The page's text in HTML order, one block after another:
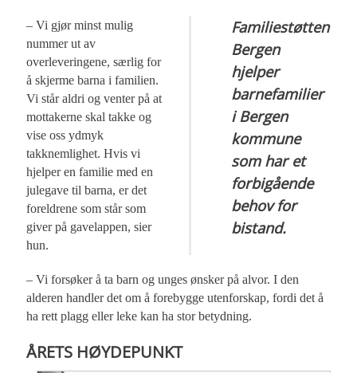
Familiestøtten
Bergen
hjelper
barnefamilier
i Bergen
kommune
som har et
forbigående
behov for
bistand.
– Vi gjør minst mulig
nummer ut av
overleveringene, særlig for
å skjerme barna i familien.
Vi står aldri og venter på at
mottakerne skal takke og
vise oss ydmyk
takknemlighet. Hvis vi
hjelper en familie med en
julegave til barna, er det
foreldrene som står som
giver på gavelappen, sier
hun.
– Vi forsøker å ta barn og unges ønsker på alvor. I den
alderen handler det om å forebygge utenforskap, fordi det å
ha rett plagg eller leke kan ha stor betydning.
ÅRETS HØYDEPUNKT